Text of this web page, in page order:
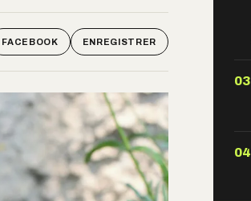
FACEBOOK ENREGISTRER
03
04